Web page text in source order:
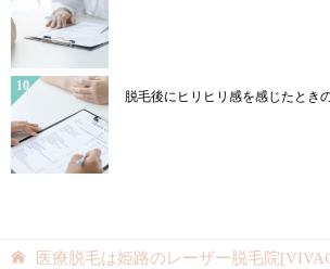
脱毛後にヒリヒリ感を感じたとき
医療脱毛は姫路のレーザー脱毛院